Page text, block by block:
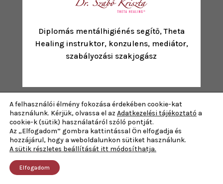
Diplomás mentálhigiénés segítő, Theta
Healing instruktor, konzulens, mediátor,
szabályozási szakjogász
 KÖVESS A FACEBOOKON!

A felhasználói élmény fokozása érdekében cookie-kat
használunk. Kérjük, olvassa el az Adatkezelési tájékoztató a
cookie-k (sütik) használatáról szóló pontját.
Az „Elfogadom” gombra kattintással Ön elfogadja és
hozzájárul, hogy a weboldalunkon sütiket használunk.
A sütik részletes beállítását itt módosíthatja.
Elfogadom